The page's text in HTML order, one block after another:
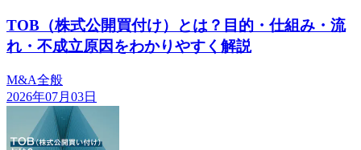
TOB（株式公開買付け）とは？目的・仕組み・流
れ・不成立原因をわかりやすく解説
M&A全般
2026年07月03日